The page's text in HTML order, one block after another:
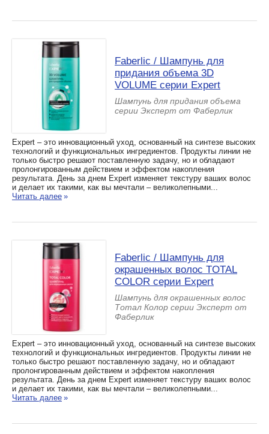
Faberlic / Шампунь для
придания объема 3D
VOLUME серии Expert
Шампунь для придания объема
серии Эксперт от Фаберлик
Expert – это инновационный уход, основанный на синтезе высоких
технологий и функциональных ингредиентов. Продукты линии не
только быстро решают поставленную задачу, но и обладают
пролонгированным действием и эффектом накопления
результата. День за днем Expert изменяет текстуру ваших волос
и делает их такими, как вы мечтали – великолепными...
Читать далее »
Faberlic / Шампунь для
окрашенных волос TOTAL
COLOR серии Expert
Шампунь для окрашенных волос
Тотал Колор серии Эксперт от
Фаберлик
Expert – это инновационный уход, основанный на синтезе высоких
технологий и функциональных ингредиентов. Продукты линии не
только быстро решают поставленную задачу, но и обладают
пролонгированным действием и эффектом накопления
результата. День за днем Expert изменяет текстуру ваших волос
и делает их такими, как вы мечтали – великолепными...
Читать далее »